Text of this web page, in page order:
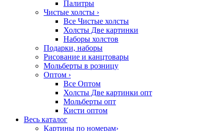
Палитры
Чистые холсты ›
Все Чистые холсты
Холсты Две картинки
Наборы холстов
Подарки, наборы
Рисование и канцтовары
Мольберты в розницу
Оптом ›
Все Оптом
Холсты Две картинки опт
Мольберты опт
Кисти оптом
Весь каталог
Картины по номерам›